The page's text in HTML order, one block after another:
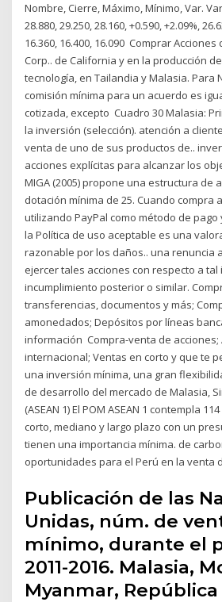
Nombre, Cierre, Máximo, Mínimo, Var.
28.880, 29.250, 28.160, +0.590, +2.09%,
16.360, 16.400, 16.090 Comprar
Corp.. de California y en la producción
tecnología, en Tailandia y Malasia. Para
comisión mínima para un acuerdo es
cotizada, excepto Cuadro 30 Malasia:
la inversión (selección). atención a
venta de uno de sus productos de..
acciones explícitas para alcanzar los
MIGA (2005) propone una estructura de
dotación mínima de 25. Cuando compra
utilizando PayPal como método de pago
la Política de uso aceptable es una
razonable por los daños.. una renuncia
ejercer tales acciones con respecto a
incumplimiento posterior o similar.
transferencias, documentos y más;
amonedados; Depósitos por líneas
información Compra-venta de acciones;
internacional; Ventas en corto y que te
una inversión mínima, una gran
de desarrollo del mercado de Malasia,
(ASEAN 1) El POM ASEAN 1 contempla
corto, mediano y largo plazo con un
tienen una importancia mínima. de
oportunidades para el Perú en la venta
Publicación de las
Unidas, núm. de
mínimo, durante el
2011-2016. Malasia,
Myanmar, República